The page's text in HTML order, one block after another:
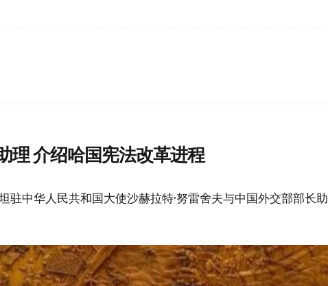
理 介绍哈国宪法改革进程
驻中华人民共和国大使沙赫拉特·努雷舍夫与中国外交部部长助